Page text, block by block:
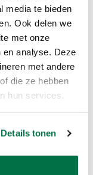
media te bieden
Ook delen we
met onze
analyse. Deze
met andere
die ze hebben
hun services.
Details tonen
en service.